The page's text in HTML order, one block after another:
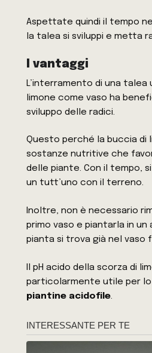
Aspettate quindi il tempo
la talea si sviluppi e metta
I vantaggi
L’interramento di una talea
limone come vaso ha
sviluppo delle radici.
Questo perché la buccia di
sostanze nutritive che
delle piante. Con il tempo,
un tutt’uno con il terreno.
Inoltre, non è necessario
primo vaso e piantarla in
pianta si trova già nel vaso
Il pH acido della scorza di
particolarmente utile per lo
piantine acidofile.